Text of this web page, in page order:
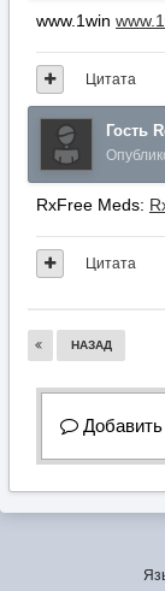
www.1win
Цитата
Гость
RxFree Meds:
Цитата
НАЗАД